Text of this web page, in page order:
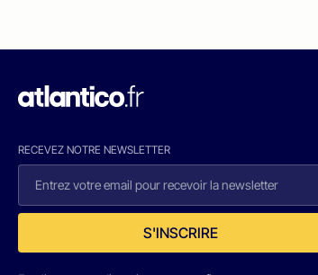
RECEVEZ NOTRE NEWSLETTER
S'INSCRIRE